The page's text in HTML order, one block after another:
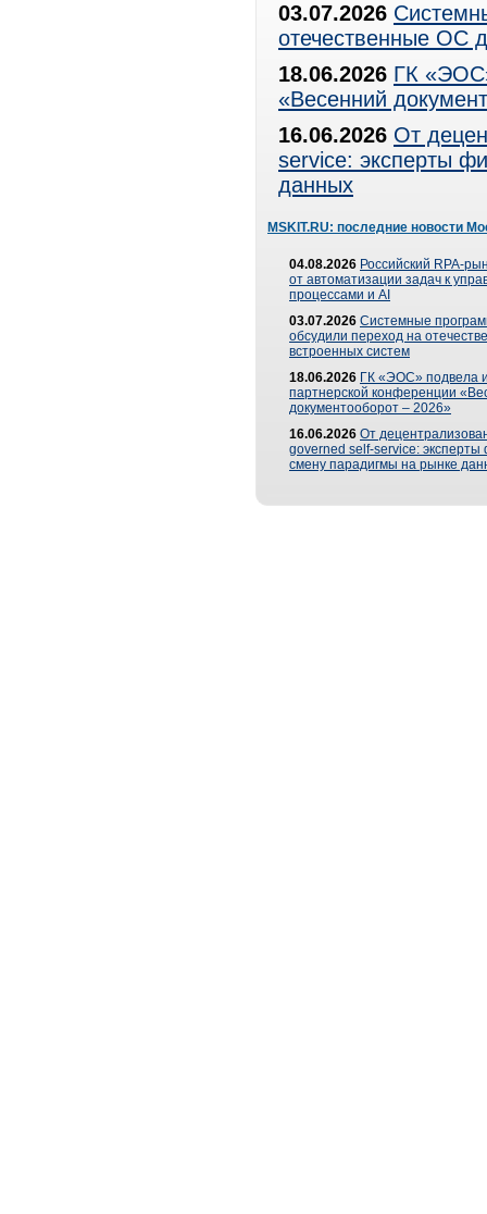
03.07.2026
отечественные ОС
18.06.2026 ГК
«Весенний
16.06.2026 От
service: эксперты
данных
MSKIT.RU: последние новости
04.08.2026 Российский RPA-
от автоматизации задач к
процессами и AI
03.07.2026 Системные
обсудили переход на
встроенных систем
18.06.2026 ГК «ЭОС» подвела
партнерской конференции
документооборот – 2026»
16.06.2026 От
governed self-service: эксперты
смену парадигмы на рынке